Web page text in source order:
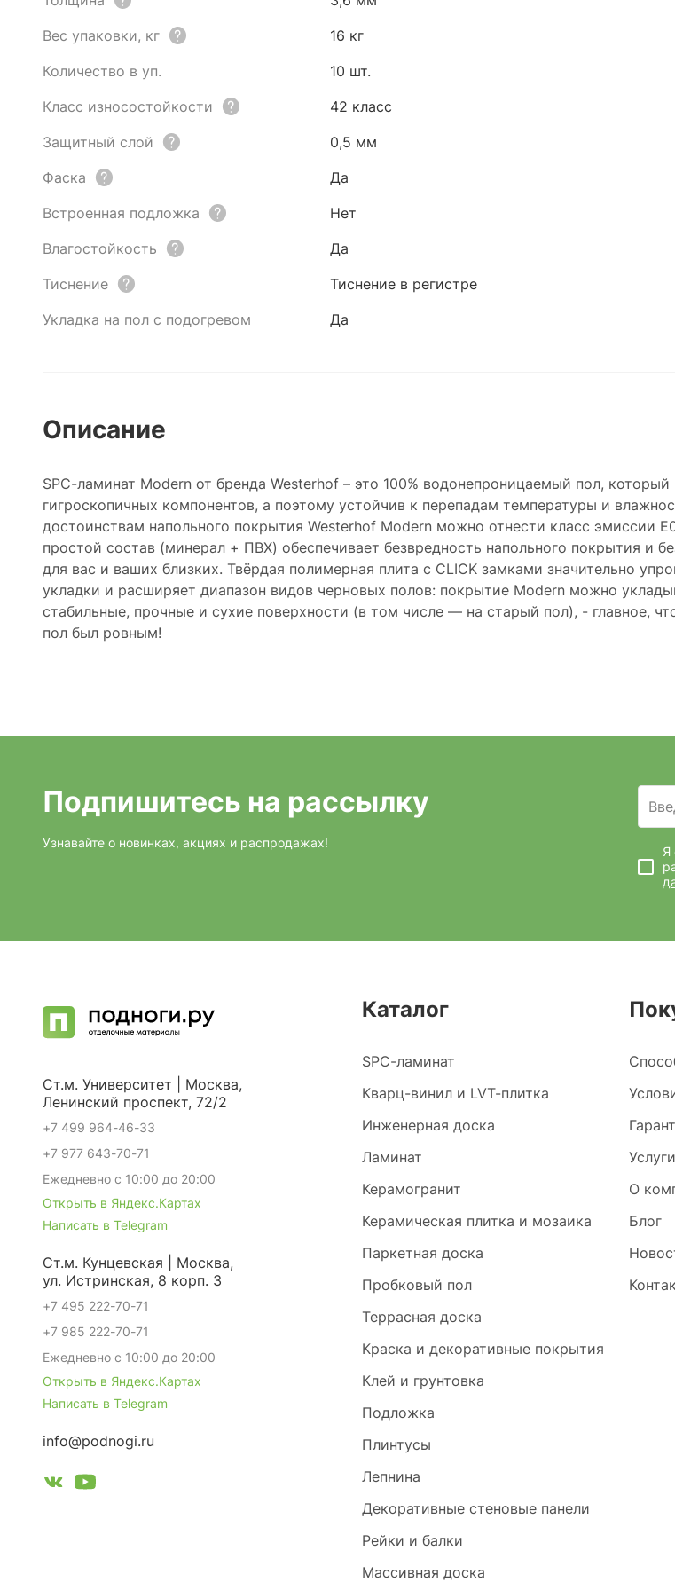
Вес упаковки, кг
16 кг
Количество в уп.
10 шт.
Класс износостойкости
42 класс
Защитный слой
0,5 мм
Фаска
Да
Встроенная подложка
Нет
Влагостойкость
Да
Тиснение
Тиснение в регистре
Укладка на пол с подогревом
Да
Описание
SPC-ламинат Modern от бренда Westerhof – это 100% водонепроницаемый пол,
гигроскопичных компонентов, а поэтому устойчив к перепадам температуры и
достоинствам напольного покрытия Westerhof Modern можно отнести класс эмиссии
простой состав (минерал + ПВХ) обеспечивает безвредность напольного покрытия и
для вас и ваших близких. Твёрдая полимерная плита с CLICK замками значительно
укладки и расширяет диапазон видов черновых полов: покрытие Modern можно
стабильные, прочные и сухие поверхности (в том числе — на старый пол), - главное,
пол был ровным!
Подпишитесь на рассылку
Узнавайте о новинках, акциях и распродажах!
Я
Каталог
SPC-ламинат
Кварц-винил и LVT-плитка
Инженерная доска
Ламинат
Керамогранит
Керамическая плитка и мозаика
Паркетная доска
Пробковый пол
Террасная доска
Краска и декоративные покрытия
Клей и грунтовка
Подложка
Плинтусы
Лепнина
Декоративные стеновые панели
Рейки и балки
Массивная доска
Услуги
О
Блог
Ст.м. Университет | Москва,
Ленинский проспект, 72/2
+7 499 964-46-33
+7 977 643-70-71
Ежедневно с 10:00 до 20:00
Открыть в Яндекс.Картах
Написать в Telegram
Ст.м. Кунцевская | Москва,
ул. Истринская, 8 корп. 3
+7 495 222-70-71
+7 985 222-70-71
Ежедневно с 10:00 до 20:00
Открыть в Яндекс.Картах
Написать в Telegram
info@podnogi.ru